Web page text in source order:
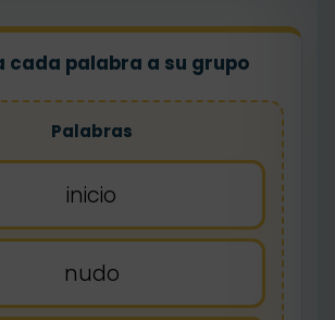
cada palabra a su grupo
Palabras
inicio
nudo